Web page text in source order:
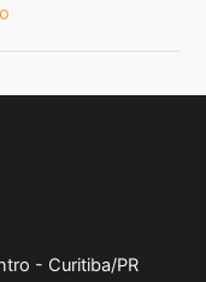
- Curitiba/PR